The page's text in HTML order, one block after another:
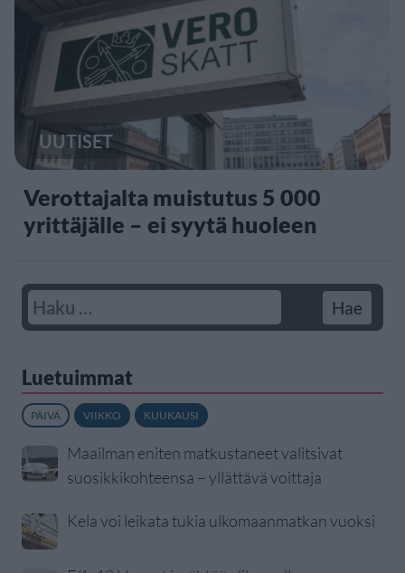
UUTISET
Verottajalta muistutus 5 000
yrittäjälle – ei syytä huoleen
Luetuimmat
PÄIVÄ VIIKKO KUUKAUSI
Maailman eniten matkustaneet valitsivat
suosikkikohteensa – yllättävä voittaja
Kela voi leikata tukia ulkomaanmatkan vuoksi